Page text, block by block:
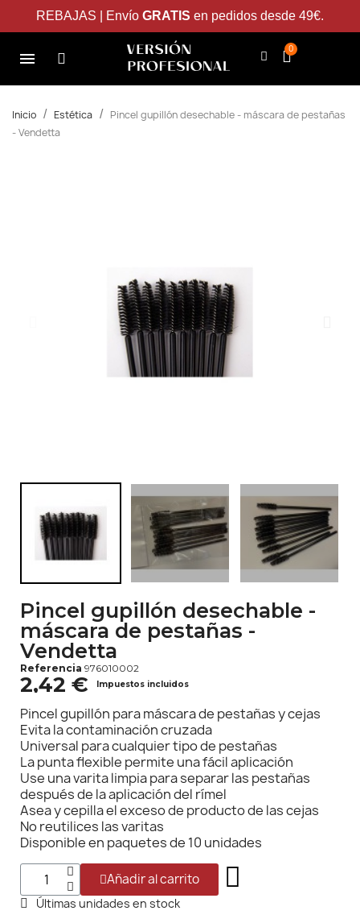
REBAJAS | Envío GRATIS en pedidos desde 49€.
Inicio Estética
Pincel gupillón desechable - máscara de pestañas
- Vendetta
Pincel gupillón desechable -
máscara de pestañas -
Vendetta
Referencia 976010002
2,42 € Impuestos incluidos
Pincel gupillón para máscara de pestañas y cejas
Evita la contaminación cruzada
Universal para cualquier tipo de pestañas
La punta flexible permite una fácil aplicación
Use una varita limpia para separar las pestañas
después de la aplicación del rímel
Asea y cepilla el exceso de producto de las cejas
No reutilices las varitas
Disponible en paquetes de 10 unidades
Añadir al carrito
Últimas unidades en stock